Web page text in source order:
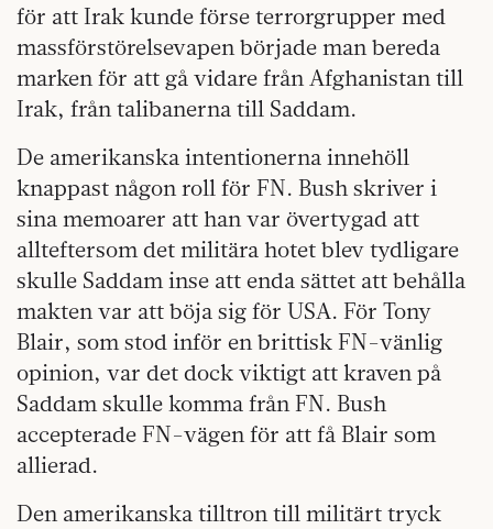
för att Irak kunde förse terrorgrupper med
massförstörelsevapen började man bereda
marken för att gå vidare från Afghanistan till
Irak, från talibanerna till Saddam.
De amerikanska intentionerna innehöll
knappast någon roll för FN. Bush skriver i
sina memoarer att han var övertygad att
allteftersom det militära hotet blev tydligare
skulle Saddam inse att enda sättet att behålla
makten var att böja sig för USA. För Tony
Blair, som stod inför en brittisk FN-vänlig
opinion, var det dock viktigt att kraven på
Saddam skulle komma från FN. Bush
accepterade FN-vägen för att få Blair som
allierad.
Den amerikanska tilltron till militärt tryck